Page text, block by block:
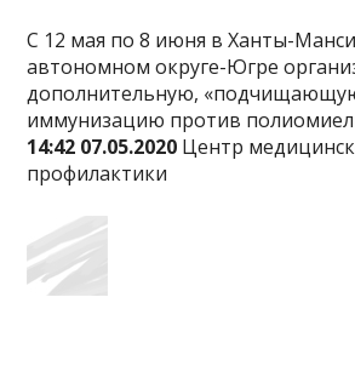
С 12 мая по 8 июня в Ханты-
автономном округе-Югре
дополнительную,
иммунизацию против
14:42 07.05.2020 Центр
профилактики